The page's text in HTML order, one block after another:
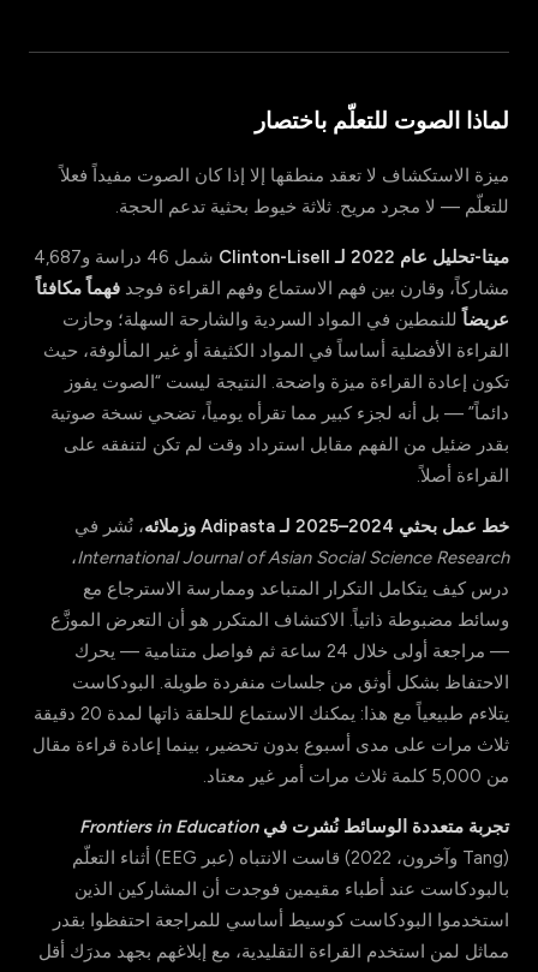
لماذا الصوت للتعلّم باختصار
ميزة الاستكشاف لا تعقد منطقها إلا إذا كان الصوت مفيداً فعلاً
للتعلّم — لا مجرد مريح. ثلاثة خيوط بحثية تدعم الحجة.
ميتا-تحليل عام 2022 لـ Clinton-Lisell
شمل 46 دراسة و4,687
مشاركاً، وقارن بين فهم الاستماع وفهم القراءة فوجد فهماً مكافئاً
عريضاً للنمطين في المواد السردية والشارحة السهلة؛ وحازت
القراءة الأفضلية أساساً في المواد الكثيفة أو غير المألوفة، حيث
تكون إعادة القراءة ميزة واضحة. النتيجة ليست “الصوت يفوز
دائماً” — بل أنه لجزء كبير مما تقرأه يومياً، تضحي نسخة صوتية
بقدر ضئيل من الفهم مقابل استرداد وقت لم تكن لتنفقه على
القراءة أصلاً.
خط عمل بحثي 2024–2025 لـ Adipasta وزملائه
، نُشر في
International Journal of Asian Social Science Research،
درس كيف يتكامل التكرار المتباعد وممارسة الاسترجاع مع
وسائط مضبوطة ذاتياً. الاكتشاف المتكرر هو أن التعرض الموزَّع
— مراجعة أولى خلال 24 ساعة ثم فواصل متنامية — يحرك
الاحتفاظ بشكل أوثق من جلسات منفردة طويلة. البودكاست
يتلاءم طبيعياً مع هذا: يمكنك الاستماع للحلقة ذاتها لمدة 20 دقيقة
ثلاث مرات على مدى أسبوع بدون تحضير، بينما إعادة قراءة مقال
من 5,000 كلمة ثلاث مرات أمر غير معتاد.
تجربة متعددة الوسائط نُشرت فيFrontiers in Education
(Tang وآخرون، 2022) قاست الانتباه (عبر EEG) أثناء التعلّم
بالبودكاست عند أطباء مقيمين فوجدت أن المشاركين الذين
استخدموا البودكاست كوسيط أساسي للمراجعة احتفظوا بقدر
مماثل لمن استخدم القراءة التقليدية، مع إبلاغهم بجهد مدرَك أقل